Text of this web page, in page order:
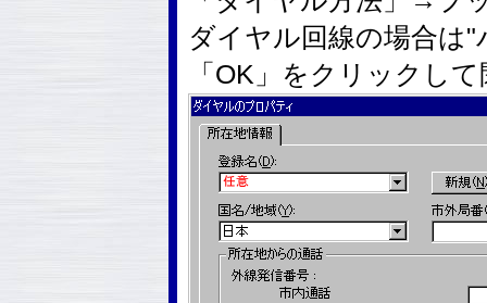
ダイヤル回線の場合は
「OK」をクリックし